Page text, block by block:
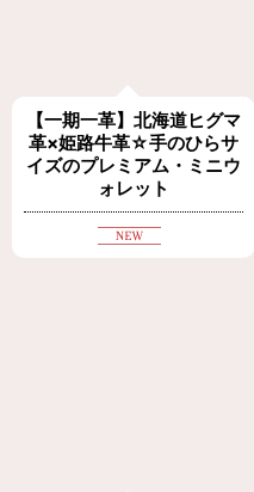
【一期一革】北海道ヒグマ
革×姫路牛革☆手のひらサ
イズのプレミアム・ミニウ
ォレット